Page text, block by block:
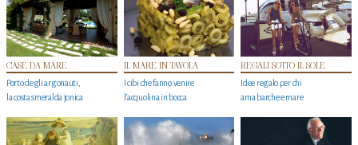
CASE DA MARE
Porto degli argonauti,
la costa smeralda jonica
IL MARE IN TAVOLA
I cibi che fanno venire
l’acquolina in bocca
REGALI SOTTO IL SOLE
Idee regalo per chi
ama barche e mare